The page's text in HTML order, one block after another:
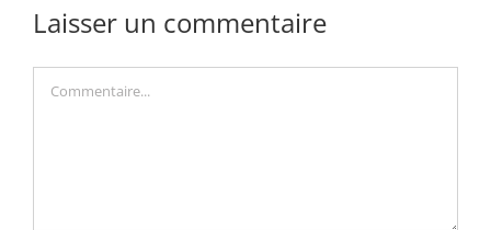
Laisser un commentaire